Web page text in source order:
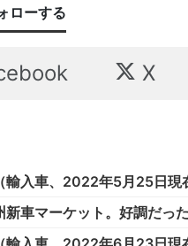
ローする
X
輸入車、2022年5月25日現
新車マーケット。好調だっ